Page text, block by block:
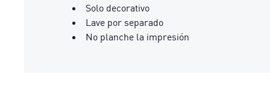
Solo decorativo
Lave por separado
No planche la impresión